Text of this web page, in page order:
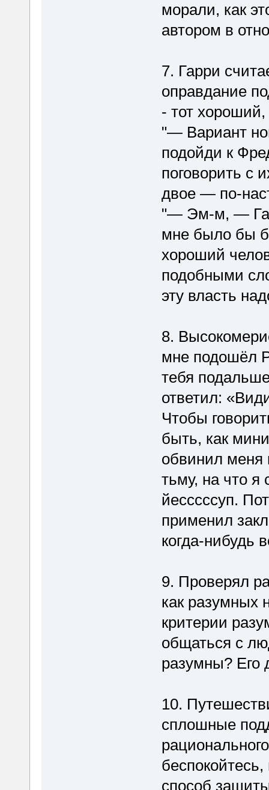
морали, как
автором в
7. Гарри
оправдание
- тот хороший,
"— Вариант
подойди к
поговорить с
двое — по-
"— Эм-м, —
мне было бы
хороший
подобными
эту власть
8.
мне подошёл
тебя
ответил:
Чтобы
быть, как
обвинил меня
тьму, на что я
йесссссуп.
применил
когда-нибудь
9. Проверял
как разумных
критерии
общаться с
разумны? Его
10.
сплошные
способ